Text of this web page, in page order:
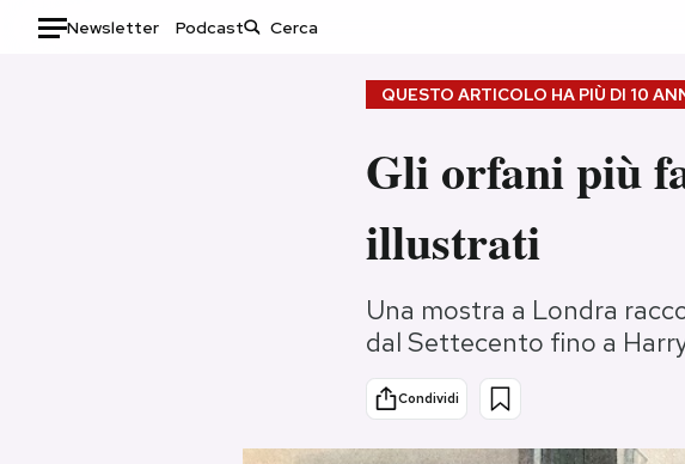
Newsletter Podcast
Storie/Idee
Ok Boomer!
QUESTO ARTICOLO HA PIÙ DI 10
Gli orfani più
illustrati
Una mostra a Londra
dal Settecento fino a
Condividi